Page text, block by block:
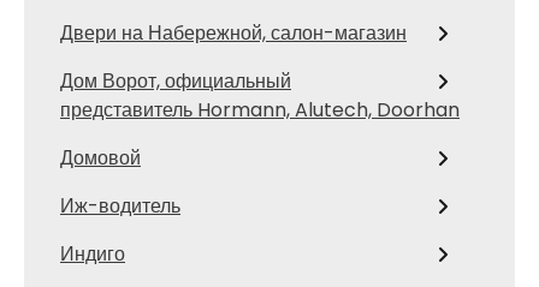
Двери на Набережной, салон-магазин
Дом Ворот, официальный
представитель Hormann, Alutech, Doorhan
Домовой
Иж-водитель
Индиго